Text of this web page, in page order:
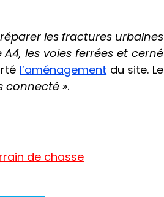
les fractures urbaines
les voies ferrées et cerné
l’aménagement du site. Le
connecté ».
de chasse